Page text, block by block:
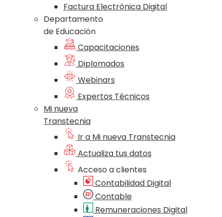
Factura Electrónica Digital
Departamento
de Educación
Capacitaciones
Diplomados
Webinars
Expertos Técnicos
Mi nueva
Transtecnia
Ir a Mi nueva Transtecnia
Actualiza tus datos
Acceso a clientes
Contabilidad Digital
Contable
Remuneraciones Digital